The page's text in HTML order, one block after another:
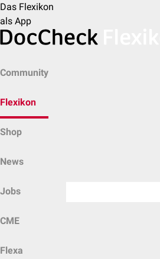
Das Flexikon
als App
Community
Flexikon
Shop
News
Jobs
CME
Flexa